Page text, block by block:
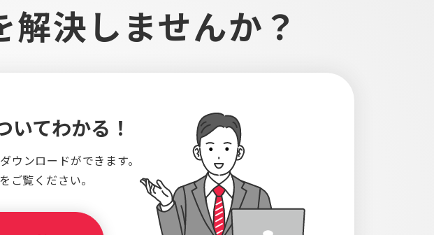
解決しませんか？
いてわかる！
ウンロードができます。
ご覧ください。